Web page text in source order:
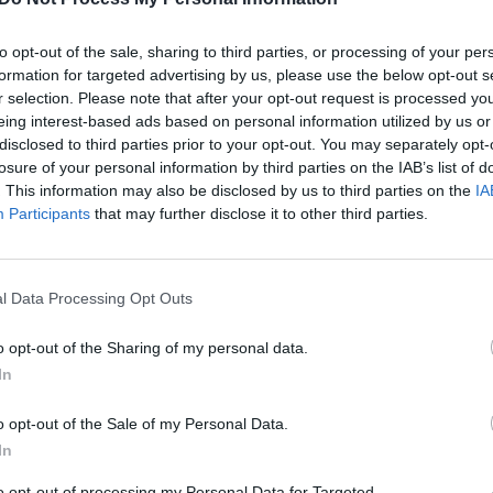
opt-out of the sale, sharing to third parties, or processing of your
for targeted advertising by us, please use the below opt-out
selection. Please note that after your opt-out request is processed
interest-based ads based on personal information utilized by us
to third parties prior to your opt-out. You may separately
of your personal information by third parties on the IAB’s list of
This information may also be disclosed by us to third parties on the
Participants that may further disclose it to other third parties.
Data Processing Opt Outs
opt-out of the Sharing of my personal data.
opt-out of the Sale of my Personal Data.
Rotušės aikštėje.
eglė Kalėdų miestelis tik Lrytas.TV
K. Prunskienės brolis prisiminė jaudinančią
mūsų pagerbimo ženklas“